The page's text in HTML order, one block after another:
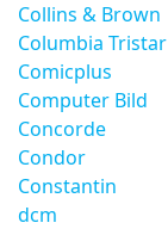
Collins & Brown
Columbia Tristar
Comicplus
Computer Bild
Concorde
Condor
Constantin
dcm